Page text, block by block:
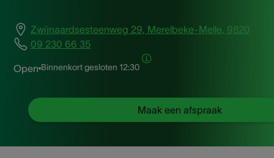
Zwijnaardsesteenweg 29, Merelbeke-Melle, 9820
09 230 66 35
Open Binnenkort gesloten 12:30
Maak een afspraak